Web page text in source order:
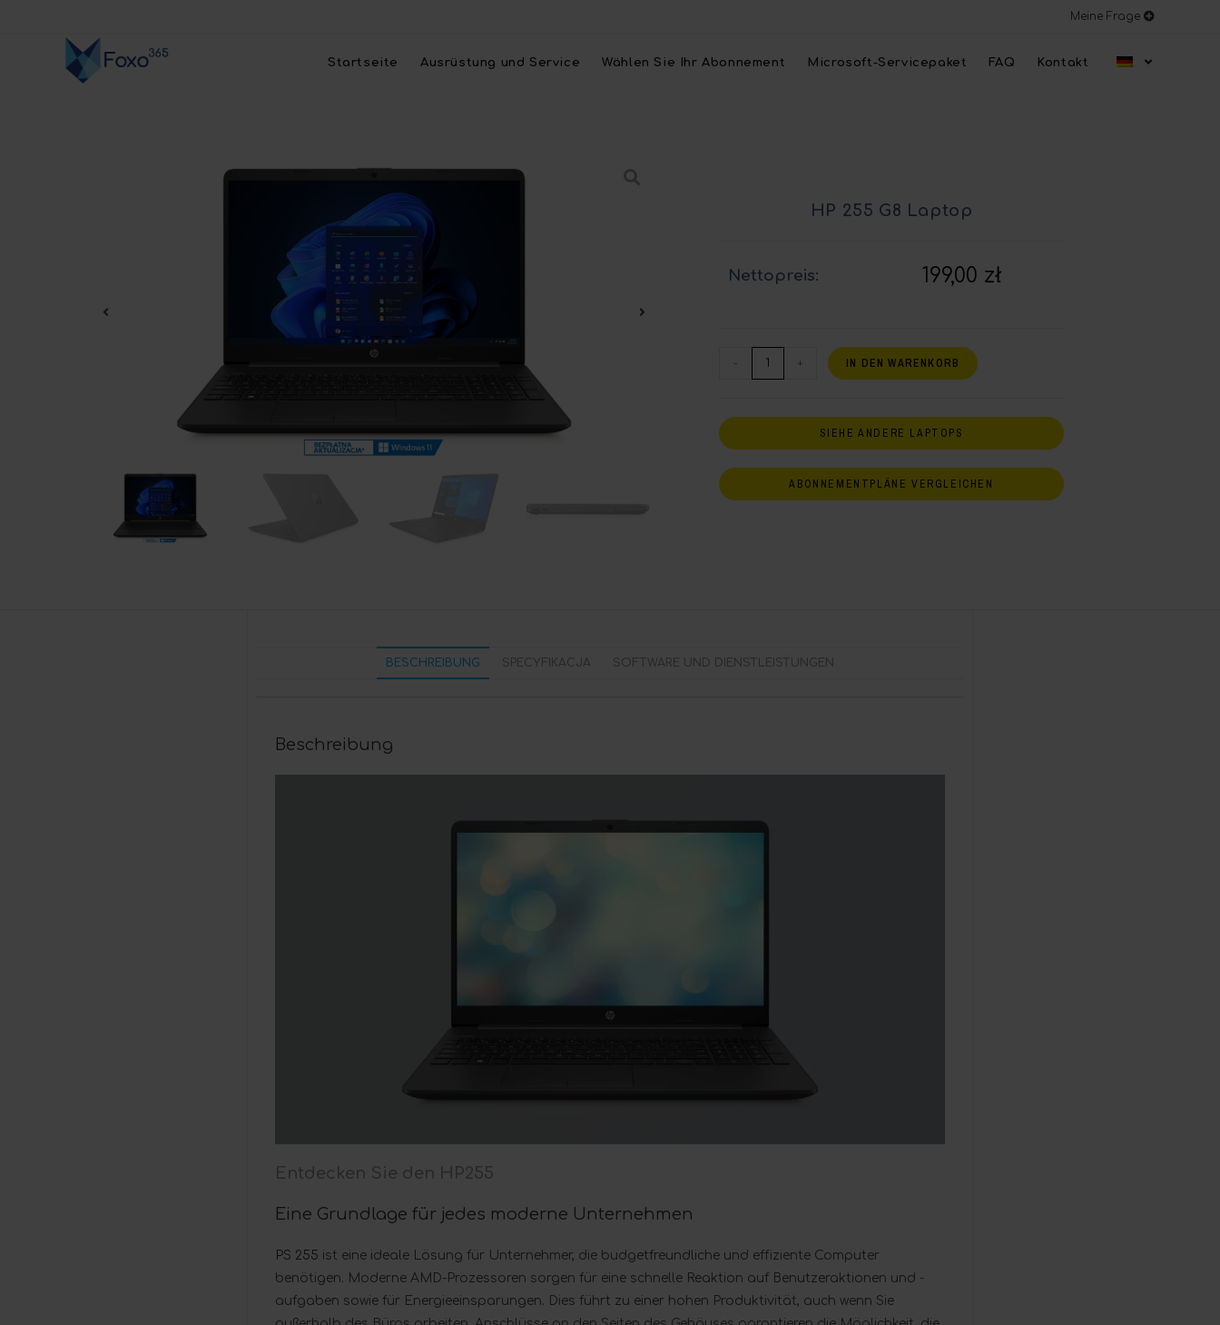
Meine Frage
Startseite Ausrüstung und Service Wählen Sie Ihr Abonnement Microsoft-Servicepaket FAQ Kontakt
HP 255 G8 Laptop
Nettopreis: 199,00 zł
- + IN DEN WARENKORB
SIEHE ANDERE LAPTOPS
ABONNEMENTPLÄNE VERGLEICHEN
BESCHREIBUNG SPECYFIKACJA SOFTWARE UND DIENSTLEISTUNGEN
Beschreibung
Entdecken Sie den HP255
Eine Grundlage für jedes moderne Unternehmen
PS 255 ist eine ideale Lösung für Unternehmer, die budgetfreundliche und effiziente Computer
benötigen. Moderne AMD-Prozessoren sorgen für eine schnelle Reaktion auf Benutzeraktionen und -
aufgaben sowie für Energieeinsparungen. Dies führt zu einer hohen Produktivität, auch wenn Sie